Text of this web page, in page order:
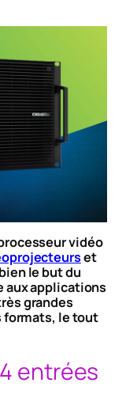
vidéo
et
le but du
aux applications
grandes
formats, le tout
entrées